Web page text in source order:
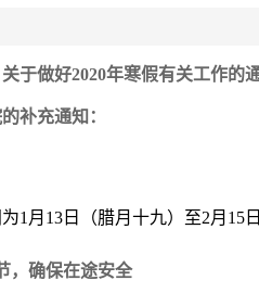
于做好2020年寒假有关工作的
补充通知：
1月13日（腊月十九）至2月15
，确保在途安全